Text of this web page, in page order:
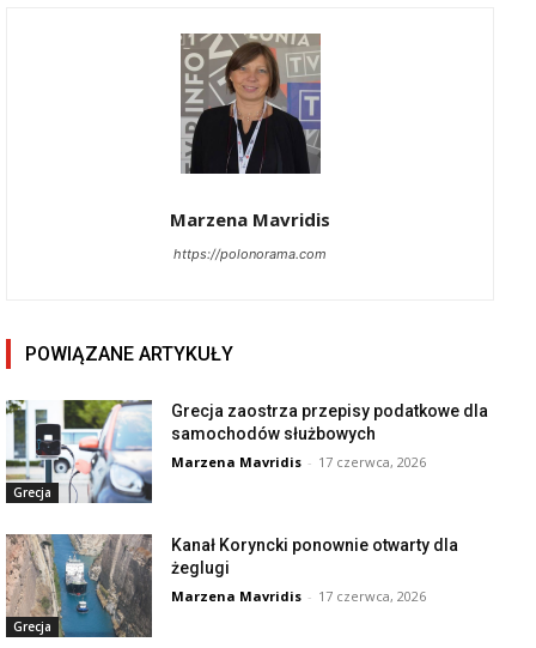
Marzena Mavridis
https://polonorama.com
POWIĄZANE ARTYKUŁY
Grecja
Grecja zaostrza przepisy podatkowe dla
samochodów służbowych
Marzena Mavridis - 17 czerwca, 2026
Grecja
Kanał Koryncki ponownie otwarty dla
żeglugi
Marzena Mavridis - 17 czerwca, 2026